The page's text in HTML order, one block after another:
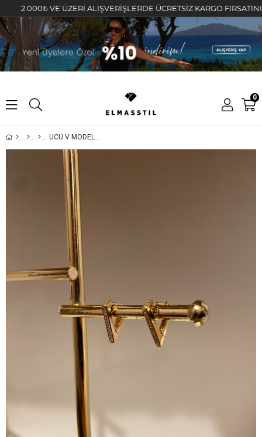
2.000₺ VE ÜZERİ ALIŞVERİŞLERDE ÜCRETSİZ KARGO FIRSATINI
0
UCU V MODEL HALKA KÜPE 1cm